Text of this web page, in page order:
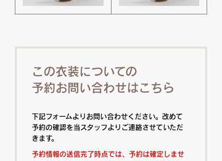
この衣装についての
予約お問い合わせはこちら
下記フォームよりお問い合わせください。改めて
予約の確認を当スタッフよりご連絡させていただ
きます。
予約情報の送信完了時点では、予約は確定しませ